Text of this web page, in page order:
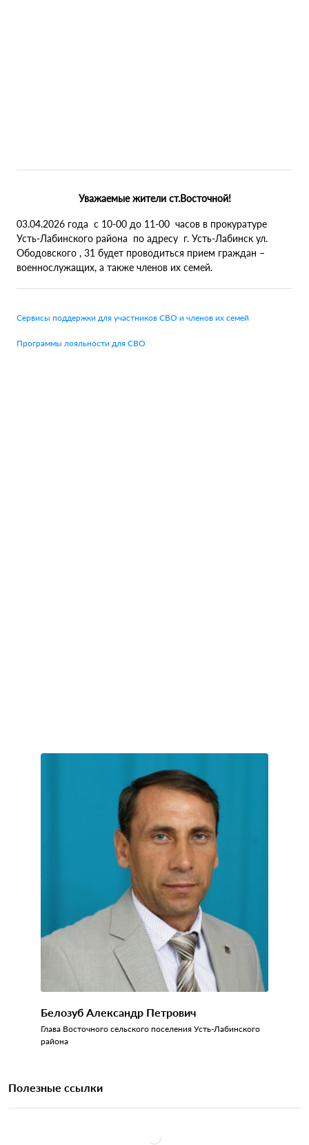
Уважаемые жители ст.Восточной!
03.04.2026 года с 10-00 до 11-00 часов в прокуратуре
Усть-Лабинского района по адресу г. Усть-Лабинск ул.
Ободовского , 31 будет проводиться прием граждан –
военнослужащих, а также членов их семей.
Сервисы поддержки для участников СВО и членов их семей
Программы лояльности для СВО
Белозуб Александр Петрович
Глава Восточного сельского поселения Усть-Лабинского
района
Полезные ссылки